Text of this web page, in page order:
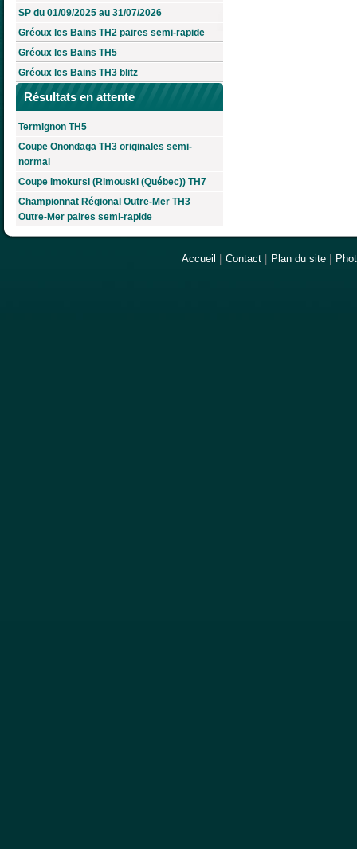
SP du 01/09/2025 au 31/07/2026
Gréoux les Bains TH2 paires semi-rapide
Gréoux les Bains TH5
Gréoux les Bains TH3 blitz
Résultats en attente
Termignon TH5
Coupe Onondaga TH3 originales semi-
normal
Coupe Imokursi (Rimouski (Québec)) TH7
Championnat Régional Outre-Mer TH3
Outre-Mer paires semi-rapide
Accueil Contact Plan du site